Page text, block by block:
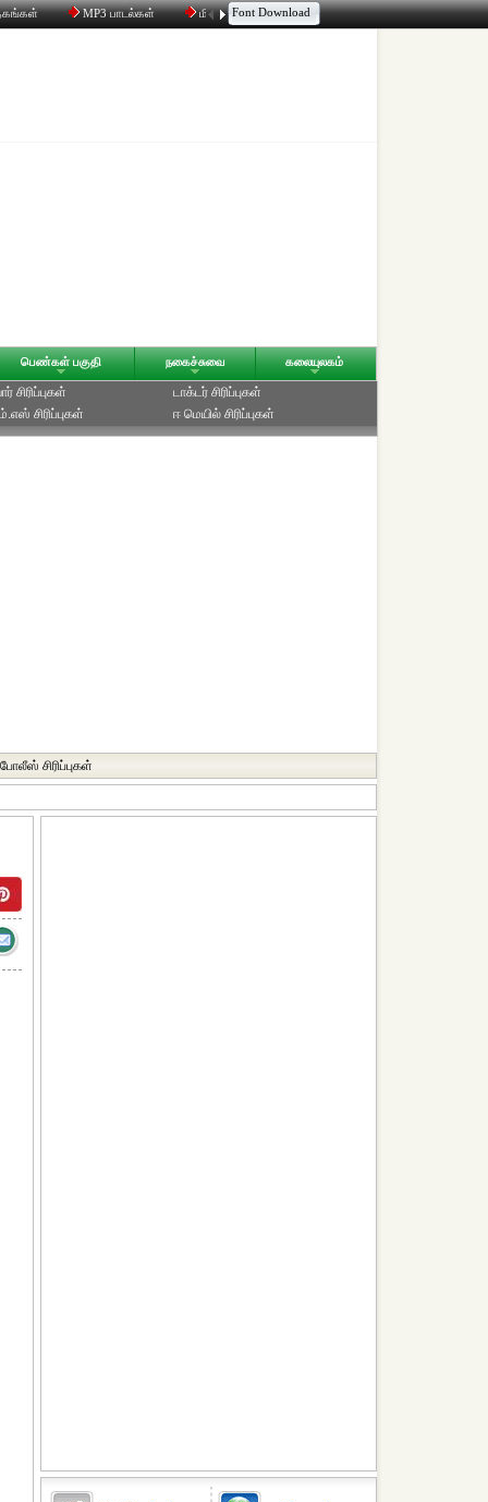
MP3 பாடல்கள் மின்னஞ்சல் திரட்டி உரையாடல்
Font Download
பெண்கள் பகுதி நகைச்சுவை கலையுலகம்
சிரிப்புகள்
சிரிப்புகள்
டாக்டர் சிரிப்புகள்
ஈ மெயில் சிரிப்புகள்
போலீஸ் சிரிப்புகள்